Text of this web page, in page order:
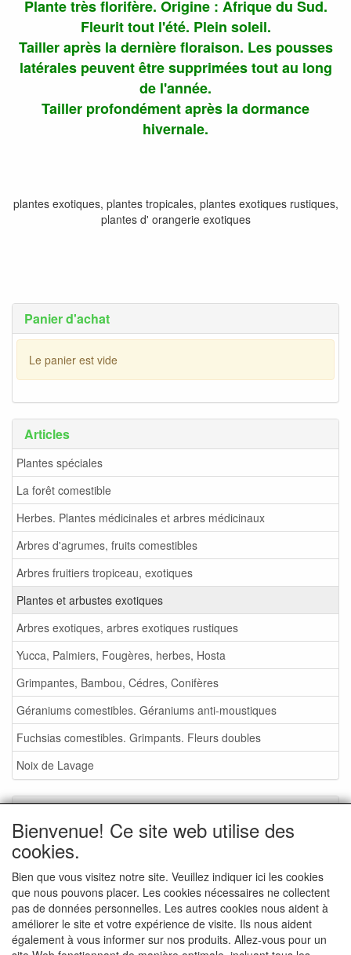
Panier d'achat
Le panier est vide
Articles
Plantes spéciales
La forêt comestible
Herbes. Plantes médicinales et arbres médicinaux
Arbres d'agrumes, fruits comestibles
Arbres fruitiers tropiceau, exotiques
Plantes et arbustes exotiques
Arbres exotiques, arbres exotiques rustiques
Yucca, Palmiers, Fougères, herbes, Hosta
Grimpantes, Bambou, Cédres, Conifères
Géraniums comestibles. Géraniums anti-moustiques
Fuchsias comestibles. Grimpants. Fleurs doubles
Noix de Lavage
Foire aux plantes 2026
Conditions de vente
Commande - info
Contact
Plante très florifère. Origine : Afrique du Sud.
Fleurit tout l'été. Plein soleil.
Tailler après la dernière floraison. Les pousses
latérales peuvent être supprimées tout au long
de l'année.
Tailler profondément après la dormance
hivernale.
plantes exotiques, plantes tropicales, plantes exotiques rustiques,
plantes d' orangerie exotiques
Bienvenue! Ce site web utilise des
cookies.
Bien que vous visitez notre site. Veuillez indiquer ici les cookies
que nous pouvons placer. Les cookies nécessaires ne collectent
pas de données personnelles. Les autres cookies nous aident à
améliorer le site et votre expérience de visite. Ils nous aident
également à vous informer sur nos produits. Allez-vous pour un